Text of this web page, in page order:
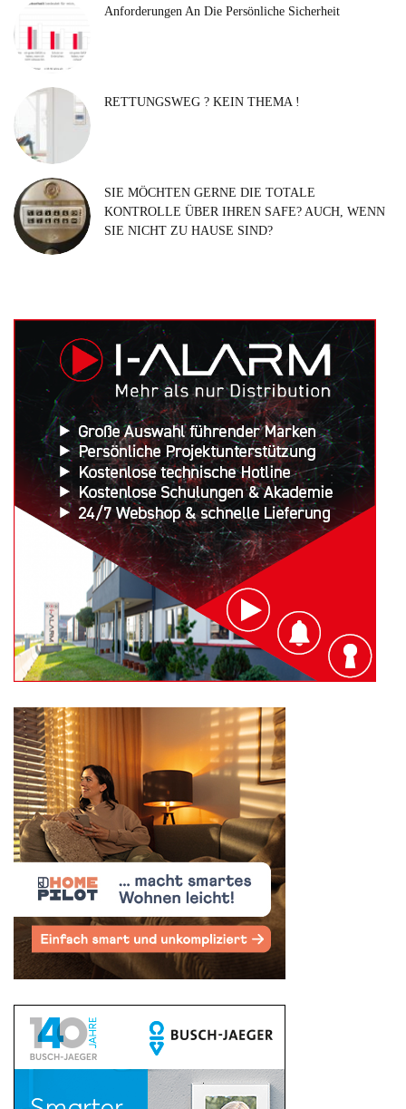
Anforderungen An Die Persönliche Sicherheit
RETTUNGSWEG ? KEIN THEMA !
SIE MÖCHTEN GERNE DIE TOTALE
KONTROLLE ÜBER IHREN SAFE? AUCH, WENN
SIE NICHT ZU HAUSE SIND?